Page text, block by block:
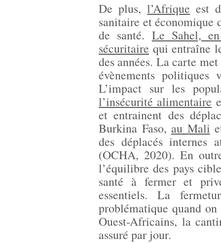
De plus,l’Afrique est
sanitaire et économique
de santé. Le Sahel,
sécuritaire qui entraîne
des années. La carte
évènements politiques
L’impact sur les
l’insécurité alimentaire
et entrainent des
Burkina Faso, au Mali
des déplacés
(OCHA, 2020). En
l’équilibre des pays
santé à fermer et
essentiels. La
problématique quand
Ouest-Africains, la
assuré par jour.